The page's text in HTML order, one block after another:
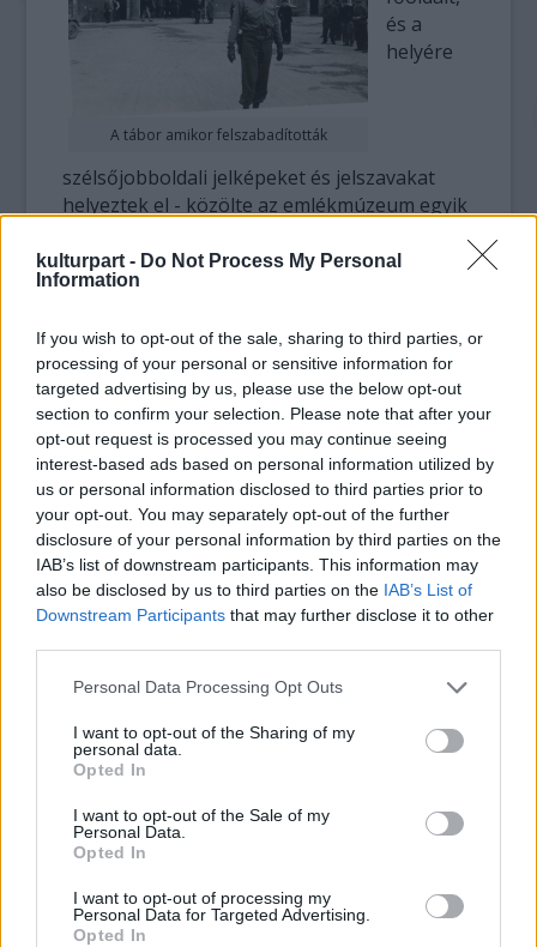
kulturpart - Do Not Process My Personal
Information
If you wish to opt-out of the sale, sharing to third parties, or
processing of your personal or sensitive information for
targeted advertising by us, please use the below opt-out
section to confirm your selection. Please note that after your
opt-out request is processed you may continue seeing
interest-based ads based on personal information utilized by
us or personal information disclosed to third parties prior to
your opt-out. You may separately opt-out of the further
disclosure of your personal information by third parties on the
IAB’s list of downstream participants. This information may
also be disclosed by us to third parties on the IAB’s List of
Downstream Participants that may further disclose it to other
Please note that this website/app uses one or more Google
not limited to your visit or usage behaviour. You may click to
grant or deny consent to Google and its third-party tags to
use your data for below specified purposes in below Google
consent section.
Personal Data Processing Opt Outs
I want to opt-out of the Sharing of my
personal data.
Opted In
I want to opt-out of the Sale of my
Personal Data.
Opted In
I want to opt-out of processing my
Personal Data for Targeted Advertising.
Opted In
A tábor amikor felszabadították
és a
helyére
szélsőjobboldali jelképeket és jelszavakat
helyeztek el - közölte az emlékmúzeum egyik
online kiadása szerint.
meghamisították, és holokauszttagadó
kijelentéseket helyeztek el rajtuk. A
múzeumnak délre sikerült a neonáci
jelszavakat eltávolítani. Egy napba is
belekerülhet, mire sikerül a teljes honlapot
helyreállítani. A Weimar közelében épített
buchenwaldi koncentrációs táborban
legkevesebb 56 ezer foglyot gyilkoltak meg a
nácik uralma idején.
Forrás:MTI
Internet Náci Lavór